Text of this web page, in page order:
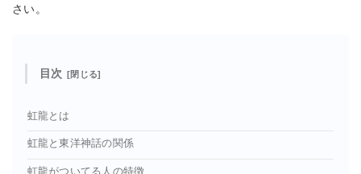
さい。
目次
虹龍とは
虹龍と東洋神話の関係
虹龍がついてる人の特徴